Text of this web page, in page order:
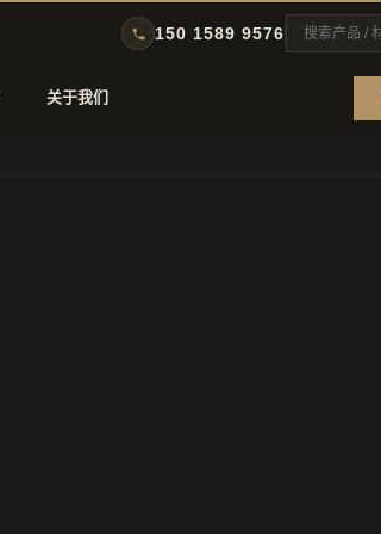
150 1589 9576
关于我们